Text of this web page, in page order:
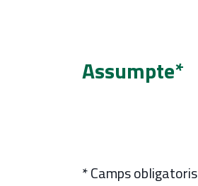
Assumpte*
* Camps obligatoris